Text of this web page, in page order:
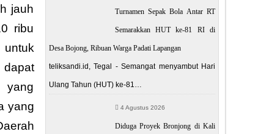
jauh
ribu
untuk
dapat
yang
yang
Turnamen Sepak Bola Antar RT
Semarakkan HUT ke-81 RI di
Desa Bojong, Ribuan Warga Padati Lapangan
teliksandi.id, Tegal - Semangat menyambut Hari
Ulang Tahun (HUT) ke-81…
4 Agustus 2026
Diduga Proyek Bronjong di Kali